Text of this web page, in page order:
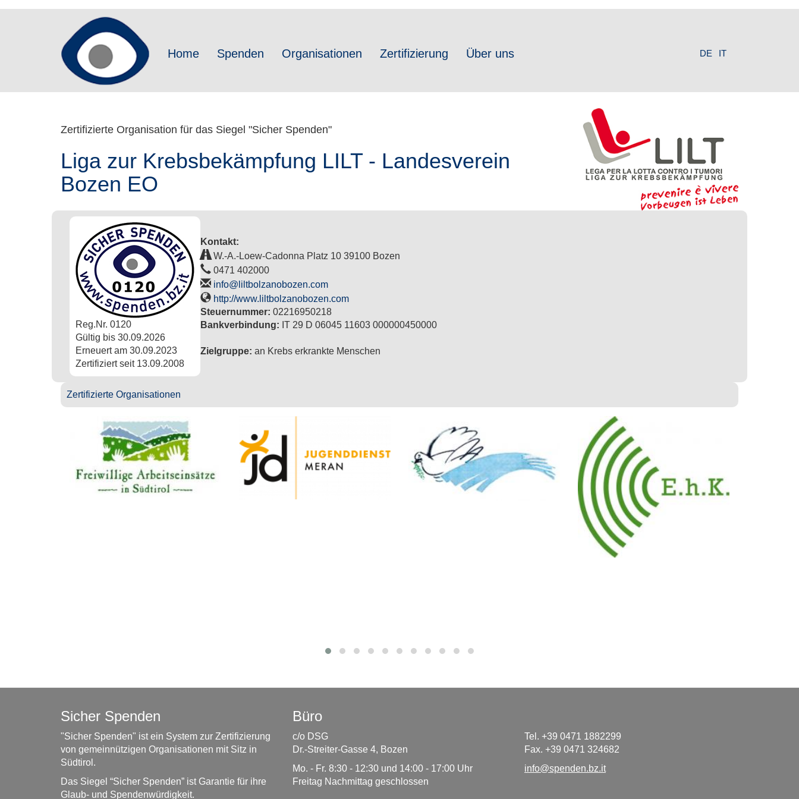
Home Spenden Organisationen Zertifizierung Über uns DE IT
Zertifizierte Organisation für das Siegel "Sicher Spenden"
Liga zur Krebsbekämpfung LILT - Landesverein
Bozen EO
Reg.Nr. 0120
Gültig bis 30.09.2026
Erneuert am 30.09.2023
Zertifiziert seit13.09.2008
Kontakt:
W.-A.-Loew-Cadonna Platz 10 39100 Bozen
0471 402000
info@liltbolzanobozen.com
http://www.liltbolzanobozen.com
Steuernummer: 02216950218
Bankverbindung: IT 29 D 06045 11603 000000450000
Zielgruppe: an Krebs erkrankte Menschen
Zertifizierte Organisationen
Sicher Spenden
"Sicher Spenden" ist ein System zur Zertifizierung
von gemeinnützigen Organisationen mit Sitz in
Südtirol.
Das Siegel “Sicher Spenden” ist Garantie für ihre
Glaub- und Spendenwürdigkeit.
Büro
c/o DSG
Dr.-Streiter-Gasse 4, Bozen
Mo. - Fr. 8:30 - 12:30 und 14:00 - 17:00 Uhr
Freitag Nachmittag geschlossen
Tel. +39 0471 1882299
Fax. +39 0471 324682
info@spenden.bz.it